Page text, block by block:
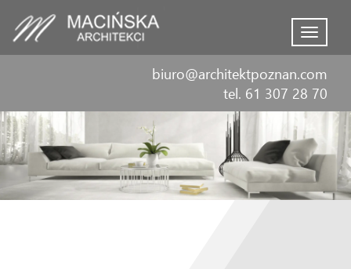
Menu
biuro@architektpoznan.com
tel. 61 307 28 70